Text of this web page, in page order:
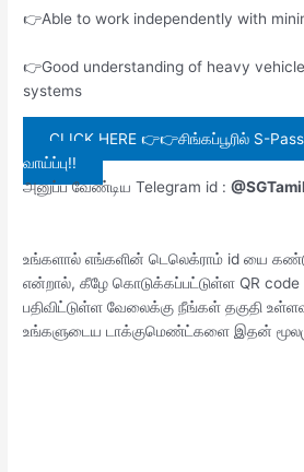
👉Able to work independently with
👉Good understanding of heavy
systems
CLICK HERE 👉👉சிங்கப்பூரில் S-
வாய்ப்பு!!
அனுப்ப வேண்டிய Telegram id :
உங்களால் எங்களின் டெலெக்ராம் id யை
என்றால், கீழே கொடுக்கப்பட்டுள்ள QR
பதிவிட்டுள்ள வேலைக்கு நீங்கள் தகுதி
உங்களுடைய டாக்குமெண்ட்களை இதன்